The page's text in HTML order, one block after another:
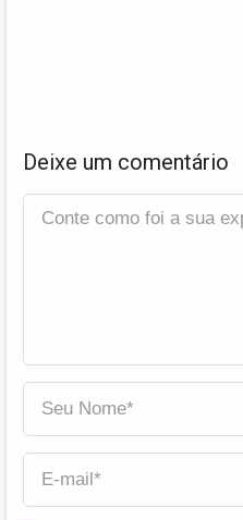
Deixe um comentário